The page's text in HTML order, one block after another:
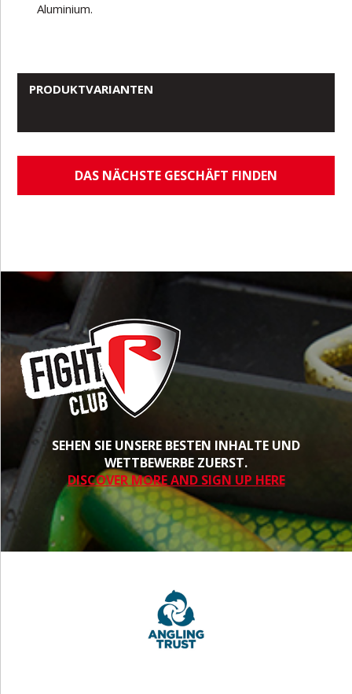
Aluminium.
PRODUKTVARIANTEN
DAS NÄCHSTE GESCHÄFT FINDEN
SEHEN SIE UNSERE BESTEN INHALTE UND
WETTBEWERBE ZUERST.
DISCOVER MORE AND SIGN UP HERE